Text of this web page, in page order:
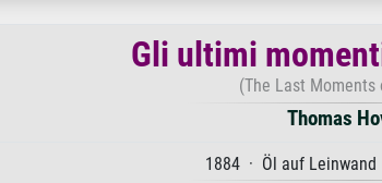
Gli ultimi
(The Last Moments
Thomas
1884 · Öl auf Leinwand